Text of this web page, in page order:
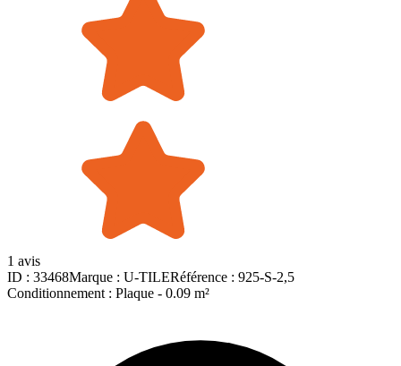
1 avis
ID : 33468Marque : U-TILERéférence : 925-S-2,5
Conditionnement : Plaque - 0.09 m²